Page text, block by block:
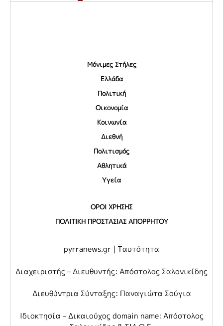
Μόνιμες Στήλες
Ελλάδα
Πολιτική
Οικονομία
Κοινωνία
Διεθνή
Πολιτισμός
Αθλητικά
Υγεία
ΟΡΟΙ ΧΡΗΣΗΣ
ΠΟΛΙΤΙΚΗ ΠΡΟΣΤΑΣΙΑΣ ΑΠΟΡΡΗΤΟΥ
pyrranews.gr | Ταυτότητα
Διαχειριστής – Διευθυντής: Απόστολος Σαλονικίδης
Διευθύντρια Σύνταξης: Παναγιώτα Σούγια
Ιδιοκτησία – Δικαιούχος domain name: Απόστολος